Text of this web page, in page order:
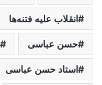
انقلاب علیه فتنه‌ها
حسن عباسی
استاد حسن عباسی